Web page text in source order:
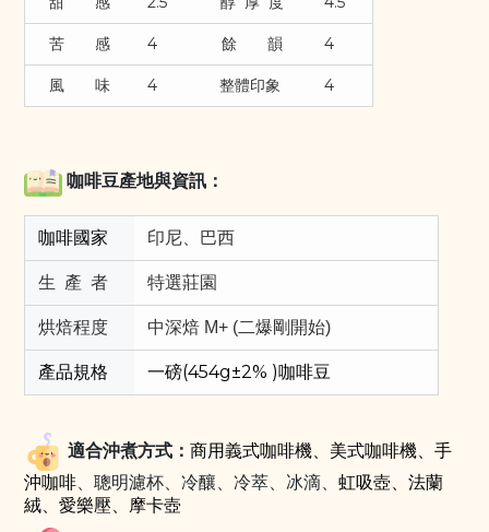
苦 感 4 餘 韻 4
風 味 4 整體印象 4
咖啡豆產地與資訊：
咖啡國家 印尼、巴西
生 產 者 特選莊園
烘焙程度 中深焙 M+ (二爆剛開始)
產品規格 一磅(454g±2% )咖啡豆
適合沖煮方式： 商用義式咖啡機、美式咖啡機、 手
沖咖啡 、聰明濾杯、冷釀、冷萃、冰滴、 虹吸壺 、法蘭
絨、愛樂壓、摩卡壺